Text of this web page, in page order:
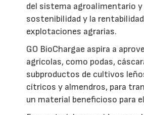
del sistema agroalimentario y
sostenibilidad y la
explotaciones agrarias.
GO BioChargae aspira a
agrícolas, como podas,
subproductos de cultivos
cítricos y almendros, para
un material beneficioso para